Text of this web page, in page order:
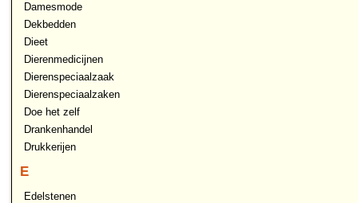
Damesmode
Dekbedden
Dieet
Dierenmedicijnen
Dierenspeciaalzaak
Dierenspeciaalzaken
Doe het zelf
Drankenhandel
Drukkerijen
E
Edelstenen